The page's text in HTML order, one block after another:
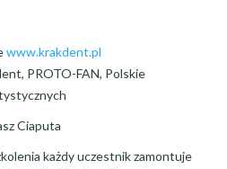
www.krakdent.pl
PROTO-FAN, Polskie
Ciaputa
każdy uczestnik zamontuje